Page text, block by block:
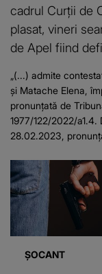
cadrul Curţii de
plasat, vineri
de Apel fiind
„(...) admite
şi Matache Elena,
pronunţată de
1977/122/2022/
28.02.2023,
ȘOCANT